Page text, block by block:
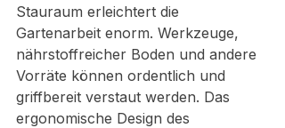
Stauraum erleichtert die
Gartenarbeit enorm. Werkzeuge,
nährstoffreicher Boden und andere
Vorräte können ordentlich und
griffbereit verstaut werden. Das
ergonomische Design des